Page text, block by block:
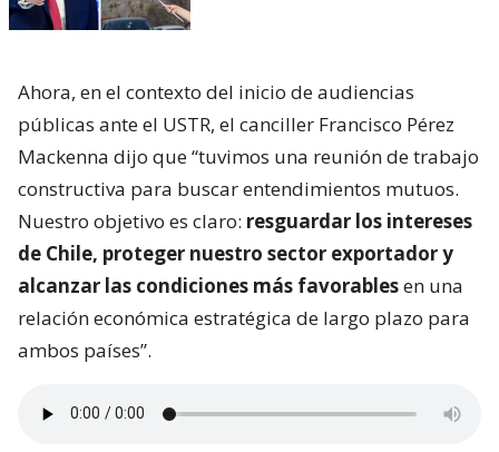
Ahora, en el contexto del inicio de audiencias
públicas ante el USTR, el canciller Francisco Pérez
Mackenna dijo que “tuvimos una reunión de trabajo
constructiva para buscar entendimientos mutuos.
Nuestro objetivo es claro: resguardar los intereses
de Chile, proteger nuestro sector exportador y
alcanzar las condiciones más favorablesen una
relación económica estratégica de largo plazo para
ambos países”.